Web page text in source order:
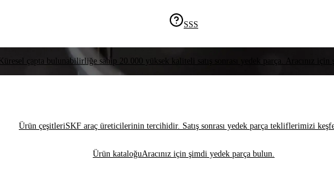
SSS
Küresel çapta bulunabilirliğe sahip 20.000 yüksek kaliteli satış sonrası yedek parça. Aracınız
Ürün çeşitleriSKF araç üreticilerinin tercihidir. Satış sonrası yedek parça tekliflerimizi
Ürün kataloğuAracınız için şimdi yedek parça bulun.